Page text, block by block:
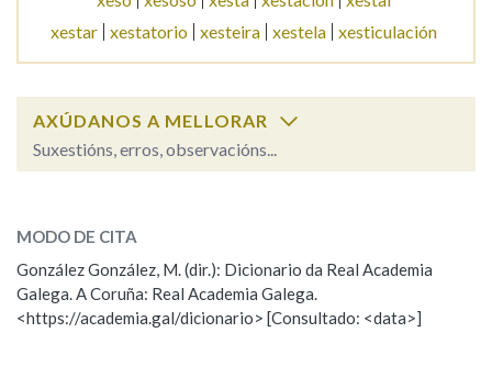
OUTRAS OPCIÓNS DE BUSCA
Pertence a
xestar
xestatorio xesteira xestela xesticulación
AXÚDANOS A MELLORAR
Suxestións, erros, observacións...
ESCOLLE UNHA OPCIÓN:
Observación Hai un erro na palabra
Propoño mellorar a definición
MODO DE CITA
González González, M. (dir.): Dicionario da Real Academia
Galega. A Coruña: Real Academia Galega.
<https://academia.gal/dicionario> [Consultado: <data>]